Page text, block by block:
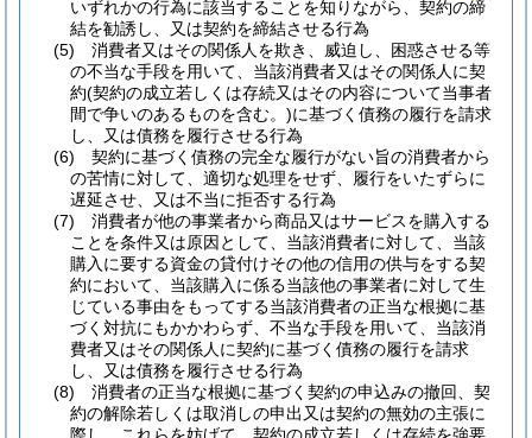
いずれかの行為に該当することを知りながら、契約の締
結を勧誘し、又は契約を締結させる行為
(5)
消費者又はその関係人を欺き、威迫し、困惑させる等
の不当な手段を用いて、当該消費者又はその関係人に契
約(契約の成立若しくは存続又はその内容について当事者
間で争いのあるものを含む。)に基づく債務の履行を請求
し、又は債務を履行させる行為
(6)
契約に基づく債務の完全な履行がない旨の消費者から
の苦情に対して、適切な処理をせず、履行をいたずらに
遅延させ、又は不当に拒否する行為
(7)
消費者が他の事業者から商品又はサービスを購入する
ことを条件又は原因として、当該消費者に対して、当該
購入に要する資金の貸付けその他の信用の供与をする契
約において、当該購入に係る当該他の事業者に対して生
じている事由をもってする当該消費者の正当な根拠に基
づく対抗にもかかわらず、不当な手段を用いて、当該消
費者又はその関係人に契約に基づく債務の履行を請求
し、又は債務を履行させる行為
(8)
消費者の正当な根拠に基づく契約の申込みの撤回、契
約の解除若しくは取消しの申出又は契約の無効の主張に
際し、これらを妨げて、契約の成立若しくは存続を強要